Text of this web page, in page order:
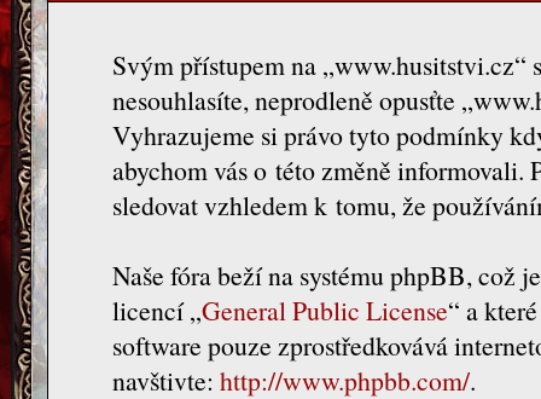
Svým přístupem na
nesouhlasíte, neprodleně opusťte
Vyhrazujeme si právo tyto podmínky
abychom vás o této změně
sledovat vzhledem k tomu, že
Naše fóra beží na systému phpBB, což
licencí „General Public License“ a
software pouze zprostředkovává
navštivte: http://www.phpbb.com/.